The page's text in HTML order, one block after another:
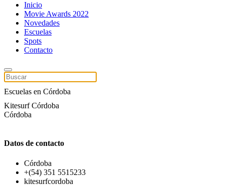
Inicio
Movie Awards 2022
Novedades
Escuelas
Spots
Contacto
Escuelas en Córdoba
Kitesurf Córdoba
Córdoba
Datos de contacto
Córdoba
+(54) 351 5515233
kitesurfcordoba